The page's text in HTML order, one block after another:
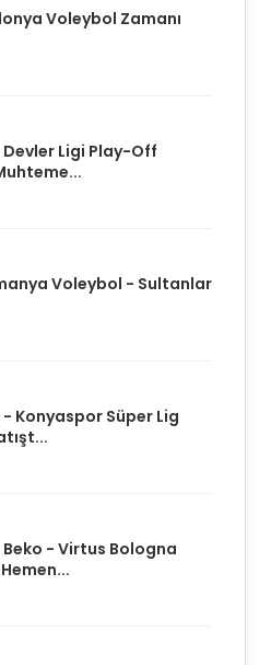
Voleybol Zamanı
Ligi Play-Off
Voleybol - Sultanlar
Konyaspor Süper Lig
- Virtus Bologna